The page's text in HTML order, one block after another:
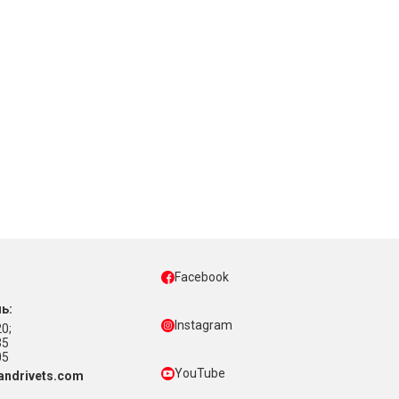
Facebook
Instagram
YouTube